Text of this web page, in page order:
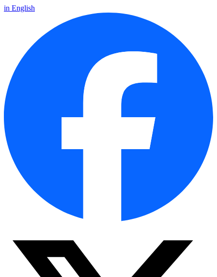
in English